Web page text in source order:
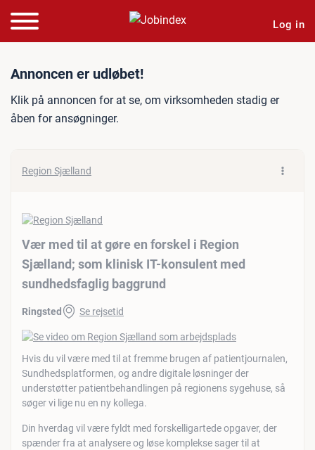
Log in
Jobannonce: Vær med til
Annoncen er udløbet!
Klik på annoncen for at se, om virksomheden stadig er
åben for ansøgninger.
Region Sjælland
Vær med til at gøre en forskel i Region
Sjælland; som klinisk IT-konsulent med
sundhedsfaglig baggrund
Ringsted Se rejsetid
Hvis du vil være med til at fremme brugen af patientjournalen,
Sundhedsplatformen, og andre digitale løsninger der
understøtter patientbehandlingen på regionens sygehuse, så
søger vi lige nu en ny kollega.
Din hverdag vil være fyldt med forskelligartede opgaver, der
spænder fra at analysere og løse komplekse sager til at